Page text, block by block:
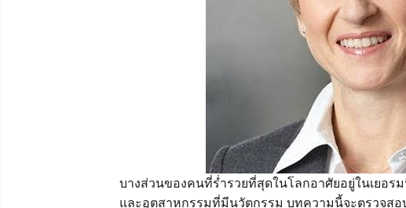
บางส่วนของคนที่ร่ำรวยที่สุดในโลกอาศัยอยู่ในเยอร
และอุตสาหกรรมที่มีนวัตกรรม บทความนี้จะตรวจส